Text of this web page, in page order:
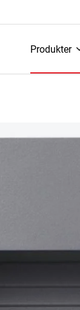
Produkter